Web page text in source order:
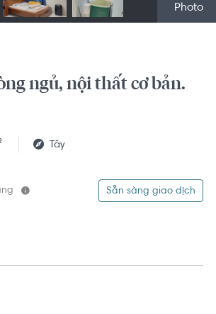
Photo
ngủ, nội thất cơ bản.
Tây
Sẵn sàng giao dịch